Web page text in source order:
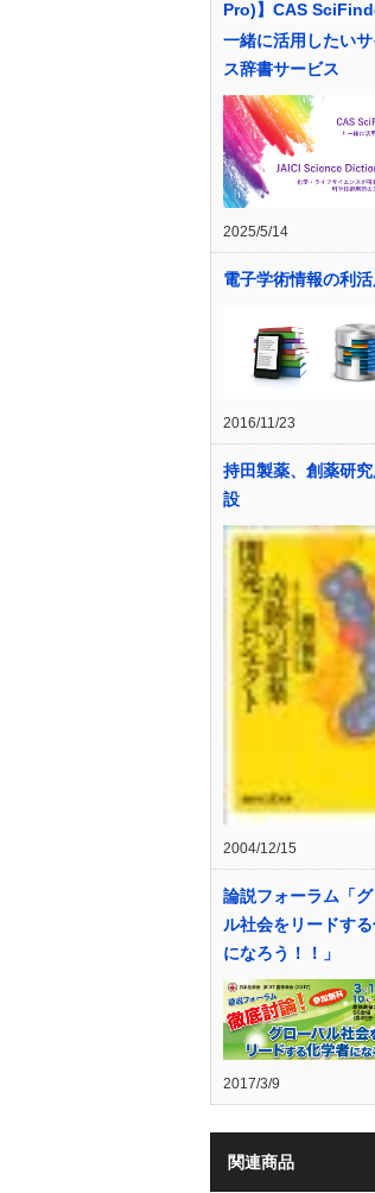
Pro)】CAS
一緒に活用したい
ス辞書サービス
2025/5/14
電子学術情報の利
2016/11/23
持田製薬、創薬研
設
2004/12/15
論説フォーラム「
ル社会をリードす
になろう！！」
2017/3/9
関連商品